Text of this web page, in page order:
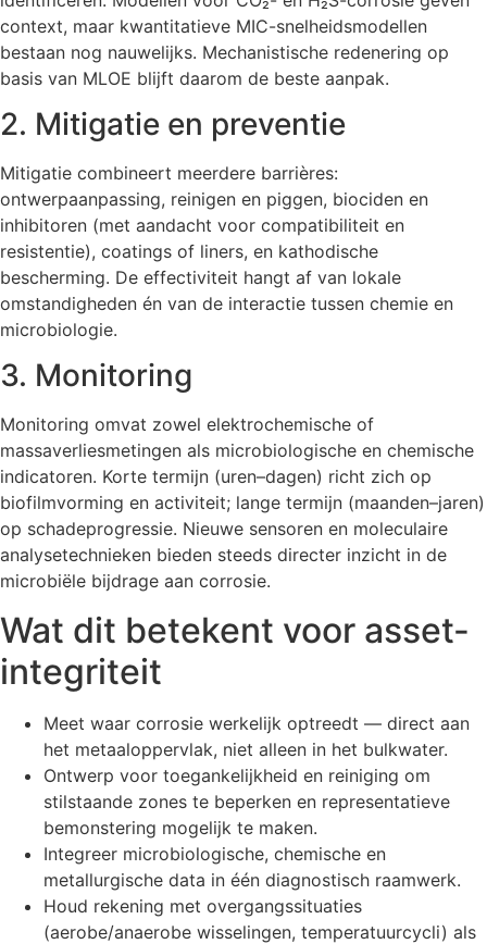
context, maar kwantitatieve MIC-snelheidsmodellen
bestaan nog nauwelijks. Mechanistische redenering op
basis van MLOE blijft daarom de beste aanpak.
2. Mitigatie en preventie
Mitigatie combineert meerdere barrières:
ontwerpaanpassing, reinigen en piggen, biociden en
inhibitoren (met aandacht voor compatibiliteit en
resistentie), coatings of liners, en kathodische
bescherming. De effectiviteit hangt af van lokale
omstandigheden én van de interactie tussen chemie en
microbiologie.
3. Monitoring
Monitoring omvat zowel elektrochemische of
massaverliesmetingen als microbiologische en chemische
indicatoren. Korte termijn (uren–dagen) richt zich op
biofilmvorming en activiteit; lange termijn (maanden–jaren)
op schadeprogressie. Nieuwe sensoren en moleculaire
analysetechnieken bieden steeds directer inzicht in de
microbiële bijdrage aan corrosie.
Wat dit betekent voor asset-
integriteit
Meet waar corrosie werkelijk optreedt — direct aan
het metaaloppervlak, niet alleen in het bulkwater.
Ontwerp voor toegankelijkheid en reiniging om
stilstaande zones te beperken en representatieve
bemonstering mogelijk te maken.
Integreer microbiologische, chemische en
metallurgische data in één diagnostisch raamwerk.
Houd rekening met overgangssituaties
(aerobe/anaerobe wisselingen, temperatuurcycli) als